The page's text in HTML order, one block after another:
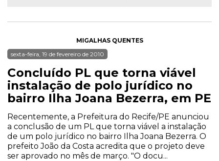
MIGALHAS QUENTES
sexta-feira, 19 de fevereiro de 2010
Concluído PL que torna viável
instalação de polo jurídico no
bairro Ilha Joana Bezerra, em PE
Recentemente, a Prefeitura do Recife/PE anunciou
a conclusão de um PL que torna viável a instalação
de um polo jurídico no bairro Ilha Joana Bezerra. O
prefeito João da Costa acredita que o projeto deve
ser aprovado no mês de março. "O docu...